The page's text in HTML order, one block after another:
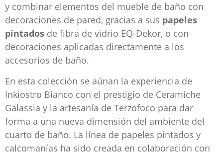
y combinar elementos del mueble de baño con
decoraciones de pared, gracias a sus papeles
pintados de fibra de vidrio EQ-Dekor, o con
decoraciones aplicadas directamente a los
accesorios de baño.
En esta colección se aúnan la experiencia de
Inkiostro Bianco con el prestigio de Ceramiche
Galassia y la artesanía de Terzofoco para dar
forma a una nueva dimensión del ambiente del
cuarto de baño. La línea de papeles pintados y
calcomanías ha sido creada en colaboración con